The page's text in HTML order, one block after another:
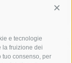
e tecnologie
la fruizione dei
consenso, per